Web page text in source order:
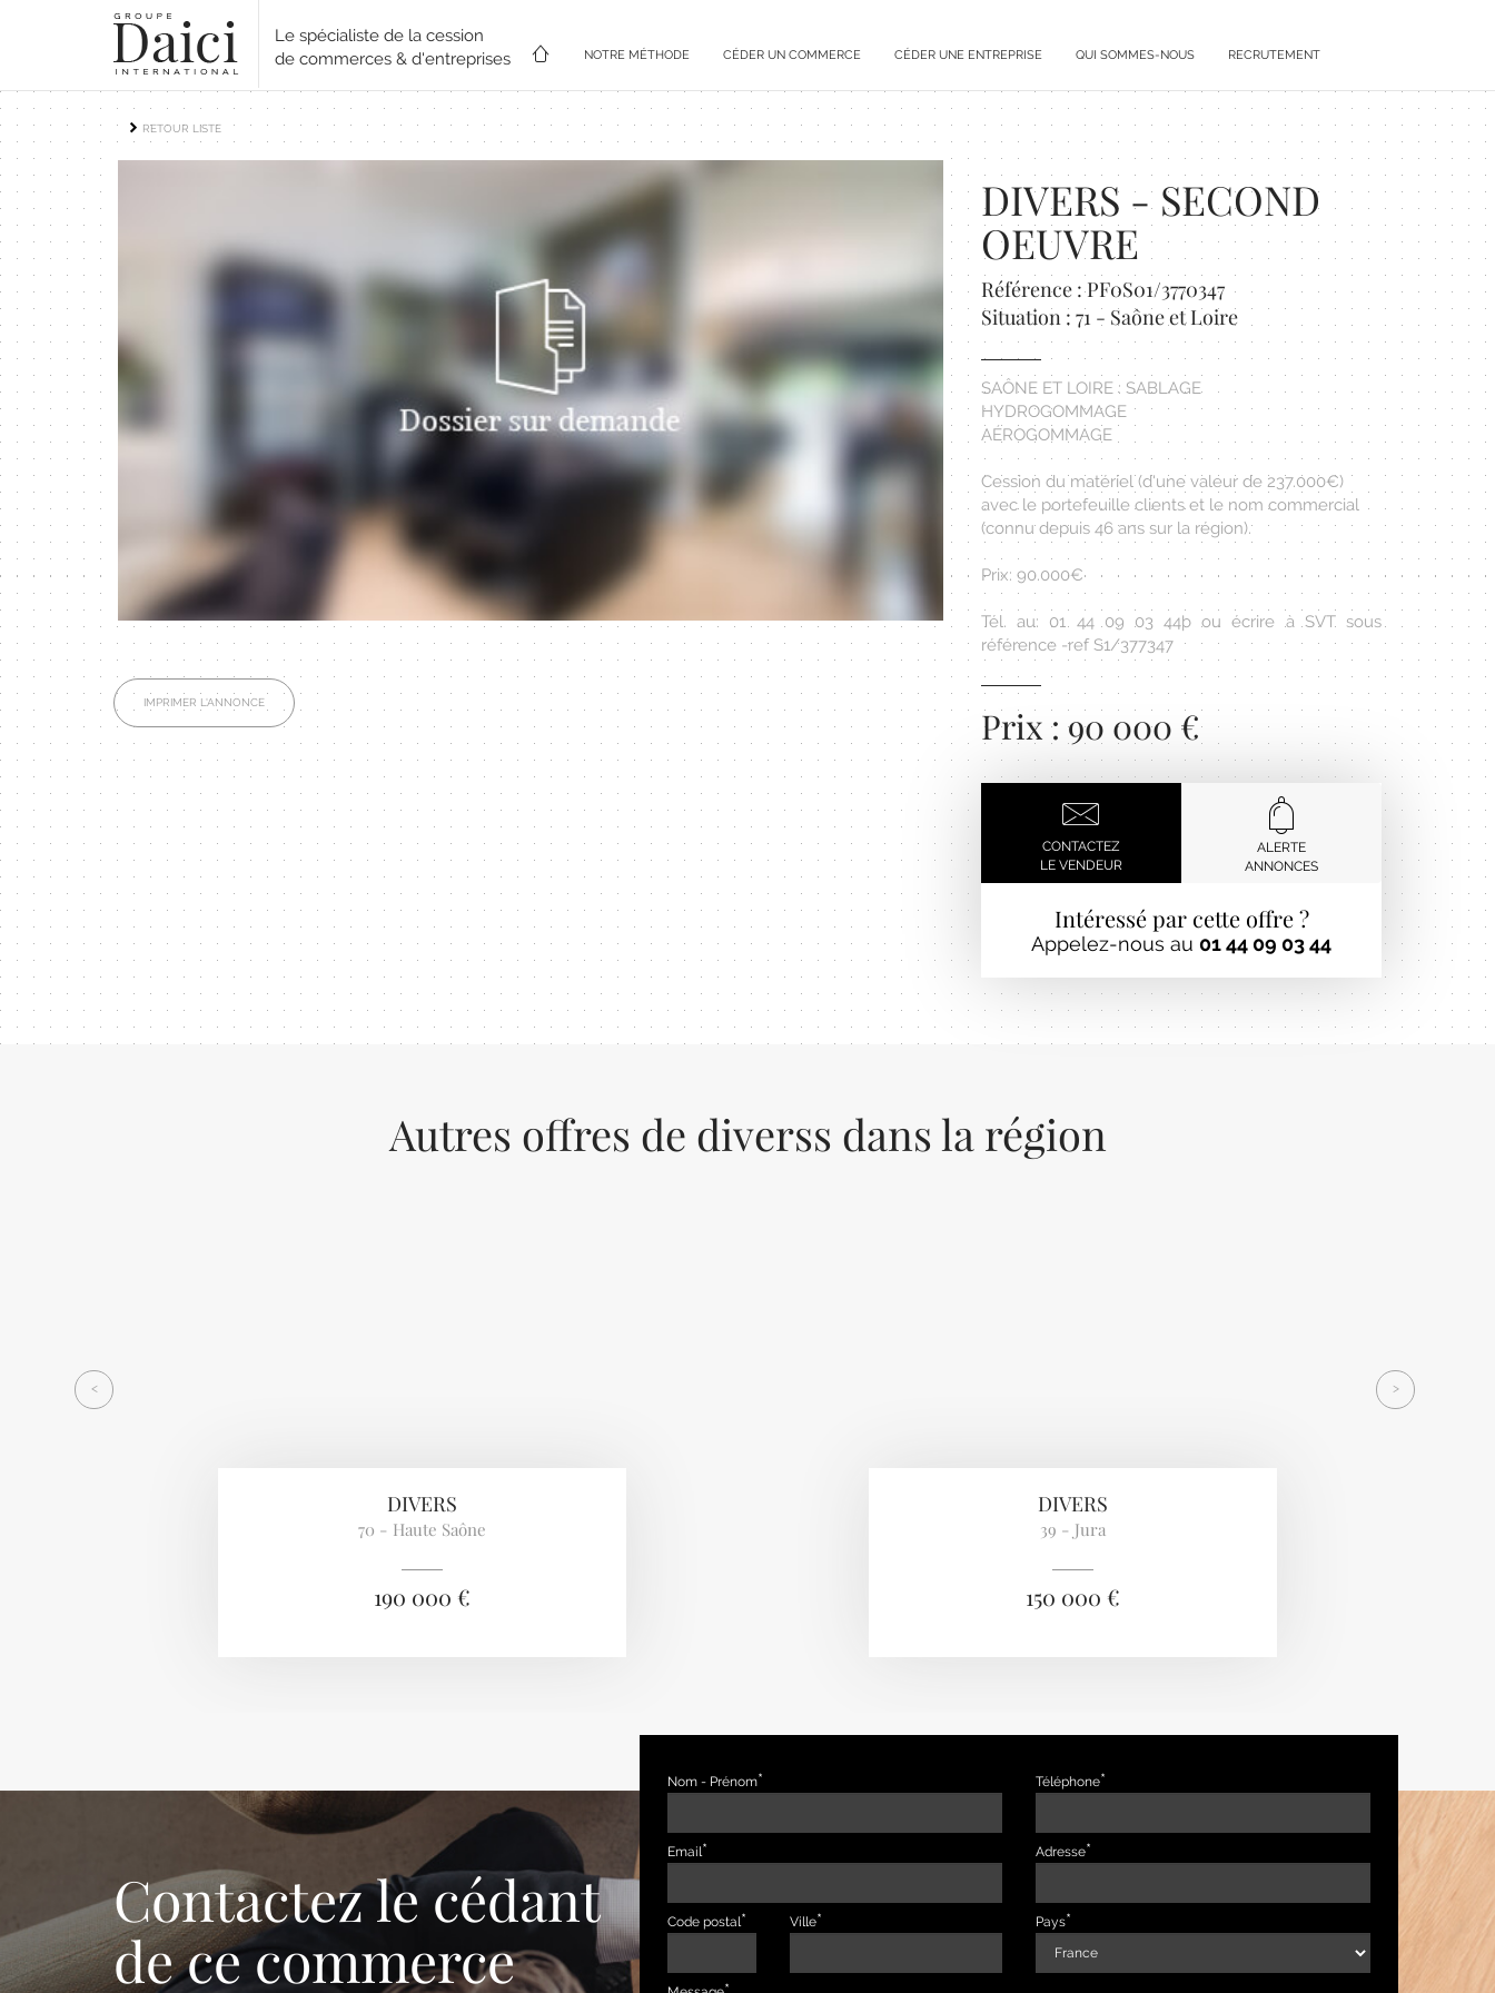
Le spécialiste de la cession
de commerces & d'entreprises
NOTRE MÉTHODE CÉDER UN COMMERCE CÉDER UNE ENTREPRISE QUI SOMMES-NOUS RECRUTEMENT
RETOUR LISTE
IMPRIMER L'ANNONCE
DIVERS - SECOND
OEUVRE
Référence : PF0S01/3770347
Situation : 71 - Saône et Loire
SAÔNE ET LOIRE : SABLAGE
HYDROGOMMAGE
AÉROGOMMAGE
Cession du matériel (d'une valeur de 237.000€)
avec le portefeuille clients et le nom commercial
(connu depuis 46 ans sur la région).
Prix: 90.000€
Tél. au: 01 44 09 03 44þ ou écrire à SVT sous
référence -ref S1/377347
Prix : 90 000 €
CONTACTEZ
LE VENDEUR
ALERTE
ANNONCES
Intéressé par cette offre ?
Appelez-nous au 01 44 09 03 44
Autres offres de diverss dans la région
DIVERS
70 - Haute Saône
190 000 €
DIVERS
39 - Jura
150 000 €
< >
Contactez le cédant
de ce commerce
Nom - Prénom Téléphone
Email Adresse
Code postal Ville Pays